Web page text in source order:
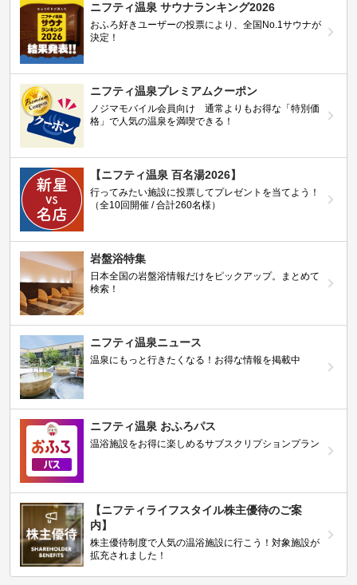
ニフティ温泉 サウナランキング2026
おふろ好きユーザーの投票により、全国No.1サウナが
決定！
ニフティ温泉プレミアムクーポン
ノジマモバイル会員向け 通常よりもお得な「特別価
格」で人気の温泉を満喫できる！
【ニフティ温泉 百名湯2026】
行ってみたい施設に投票してプレゼントを当てよう！
（全10回開催 / 合計260名様）
岩盤浴特集
日本全国の岩盤浴情報だけをピックアップ。まとめて
検索！
ニフティ温泉ニュース
温泉にもっと行きたくなる！お得な情報を掲載中
ニフティ温泉 おふろパス
温浴施設をお得に楽しめるサブスクリプションプラン
【ニフティライフスタイル株主優待のご案
内】
株主優待制度で人気の温浴施設に行こう！対象施設が
拡充されました！